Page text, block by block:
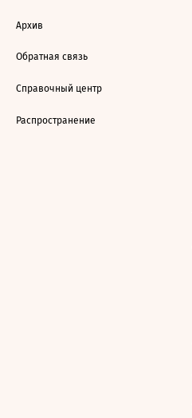
Архив
Обратная связь
Справочный центр
Распространение